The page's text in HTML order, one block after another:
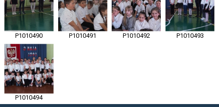
P1010490 P1010491 P1010492 P1010493
P1010494